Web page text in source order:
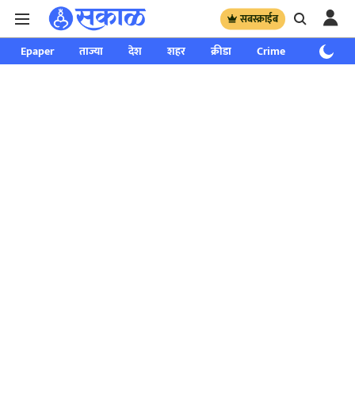
सबस्क्राईब
Epaper ताज्या देश शहर क्रीडा Crime साप्ताहिक